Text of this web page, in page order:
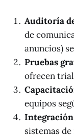
Auditoría
de
anuncios)
Pruebas
ofrecen
equipos
Integración
sistemas